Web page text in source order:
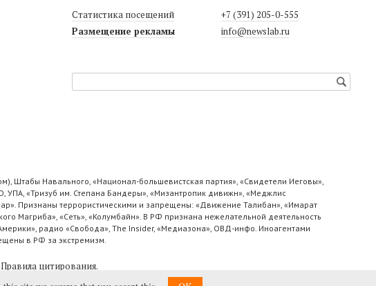
Статистика посещений
Размещение рекламы
+7 (391) 205-0-555
info@newslab.ru
Штабы Навального, «Национал-большевистская партия», «Свидетели Иеговы»,
«Тризуб им. Степана Бандеры», «Мизантропик дивижн», «Меджлис
Признаны террористическими и запрещены: «Движение Талибан», «Имарат
Магриба», «Сеть», «Колумбайн». В РФ признана нежелательной деятельность
радио «Свобода», The Insider, «Медиазона», ОВД-инфо. Иноагентами
в РФ за экстремизм.
Правила цитирования.